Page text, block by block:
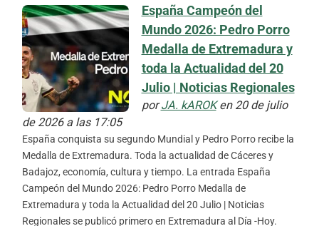
España Campeón del
Mundo 2026: Pedro Porro
Medalla de Extremadura y
toda la Actualidad del 20
Julio | Noticias Regionales
porJA. kAROKen 20 de julio
de 2026 a las 17:05
España conquista su segundo Mundial y Pedro Porro recibe la
Medalla de Extremadura. Toda la actualidad de Cáceres y
Badajoz, economía, cultura y tiempo. La entrada España
Campeón del Mundo 2026: Pedro Porro Medalla de
Extremadura y toda la Actualidad del 20 Julio | Noticias
Regionales se publicó primero en Extremadura al Día -Hoy.